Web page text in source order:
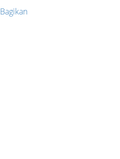
Bagikan